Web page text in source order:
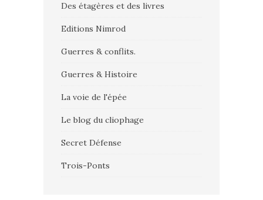
Des étagères et des livres
Editions Nimrod
Guerres & conflits.
Guerres & Histoire
La voie de l'épée
Le blog du cliophage
Secret Défense
Trois-Ponts